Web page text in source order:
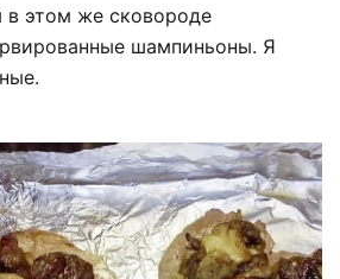
этом же сковороде
шампиньоны. Я